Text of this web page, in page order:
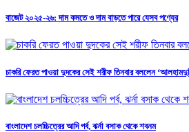
বাজেট ২০২৫-২৬: দাম কমতে ও দাম বাড়তে পারে যেসব পণ্যের
চাকরি ফেরত পাওয়া দুদকের সেই শরীফ তিনবার বললেন
বাংলাদেশ চলচ্চিত্রের আদি পর্ব, ঝর্না বসাক থেকে শবনম